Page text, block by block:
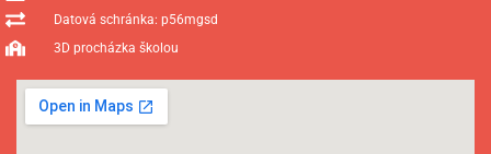
Datová schránka: p56mgsd
3D procházka školou